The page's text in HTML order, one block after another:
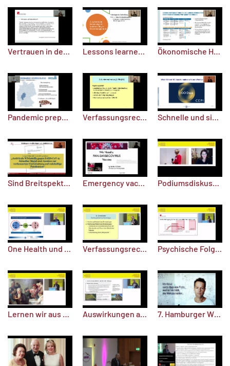
Vertrauen in der Pandemie – philosophische Erwägungen Lessons learned: Was das nächste Mal besser laufen sollte Ökonomische Herausforderungen in der Pandemie
Pandemic preparedness – lessons learned?! Verfassungsrechtliche Überlegungen in der Pandemieeindämmung Schnelle und sichere Impfstoffe – können wir uns darauf verlassen?
Sind Breitspektrum-Antiinfektiva die Therapie der Zukunft? Emergency vaccines: Wie sieht die Zukunft aus? Podiumsdiskussion: Was lernen wir aus der Vergangenheit, wie entwicklen wir Impfstoffe, Impfstrategien und Therapien für die Zukunft
Lernen wir aus historischen Seuchen? Auswirkungen auf die Stadtplanung 7. Hamburger Wissenschaftspreis: Der Preisträger